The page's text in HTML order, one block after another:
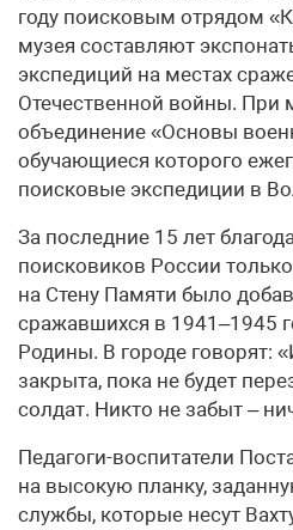
году поисковым отрядом
музея составляют
экспедиций на местах
Отечественной войны. При
объединение «Основы
обучающиеся которого
поисковые экспедиции в
За последние 15 лет
поисковиков России
на Стену Памяти было
сражавшихся в 1941–1945
Родины. В городе говорят:
закрыта, пока не будет
солдат. Никто не забыт –
Педагоги-воспитатели
на высокую планку,
службы, которые несут